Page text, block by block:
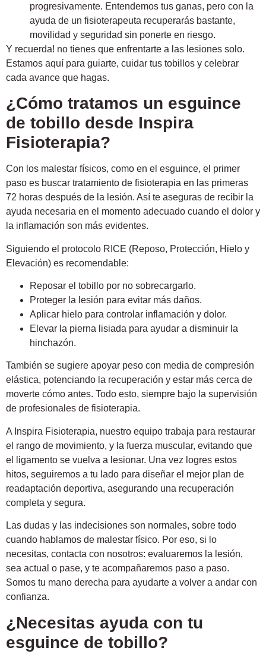
progresivamente. Entendemos tus ganas, pero con la
ayuda de un fisioterapeuta recuperarás bastante,
movilidad y seguridad sin ponerte en riesgo.
Y recuerda! no tienes que enfrentarte a las lesiones solo.
Estamos aquí para guiarte, cuidar tus tobillos y celebrar
cada avance que hagas.
¿Cómo tratamos un esguince
de tobillo desde Inspira
Fisioterapia?
Con los malestar físicos, como en el esguince, el primer
paso es buscar tratamiento de fisioterapia en las primeras
72 horas después de la lesión. Así te aseguras de recibir la
ayuda necesaria en el momento adecuado cuando el dolor y
la inflamación son más evidentes.
Siguiendo el protocolo RICE (Reposo, Protección, Hielo y
Elevación) es recomendable:
Reposar el tobillo por no sobrecargarlo.
Proteger la lesión para evitar más daños.
Aplicar hielo para controlar inflamación y dolor.
Elevar la pierna lisiada para ayudar a disminuir la
hinchazón.
También se sugiere apoyar peso con media de compresión
elástica, potenciando la recuperación y estar más cerca de
moverte cómo antes. Todo esto, siempre bajo la supervisión
de profesionales de fisioterapia.
A Inspira Fisioterapia, nuestro equipo trabaja para restaurar
el rango de movimiento, y la fuerza muscular, evitando que
el ligamento se vuelva a lesionar. Una vez logres estos
hitos, seguiremos a tu lado para diseñar el mejor plan de
readaptación deportiva, asegurando una recuperación
completa y segura.
Las dudas y las indecisiones son normales, sobre todo
cuando hablamos de malestar físico. Por eso, si lo
necesitas, contacta con nosotros: evaluaremos la lesión,
sea actual o pase, y te acompañaremos paso a paso.
Somos tu mano derecha para ayudarte a volver a andar con
confianza.
¿Necesitas ayuda con tu
esguince de tobillo?